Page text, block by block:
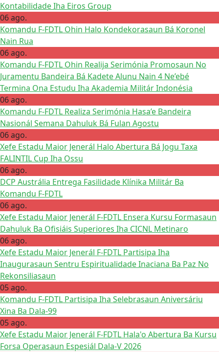
Kontabilidade Iha Eiros Group
06 ago.
Komandu F-FDTL Ohin Halo Kondekorasaun Bá Koronel
Nain Rua
06 ago.
Komandu F-FDTL Ohin Realija Serimónia Promosaun No
Juramentu Bandeira Bá Kadete Alunu Nain 4 Ne’ebé
Termina Ona Estudu Iha Akademia Militár Indonésia
06 ago.
Komandu F-FDTL Realiza Serimónia Hasa’e Bandeira
Nasionál Semana Dahuluk Bá Fulan Agostu
06 ago.
Xefe Estadu Maior Jenerál Halo Abertura Bá Jogu Taxa
FALINTIL Cup Iha Ossu
06 ago.
DCP Austrália Entrega Fasilidade Klínika Militár Ba
Komandu F-FDTL
06 ago.
Xefe Estadu Maior Jenerál F-FDTL Ensera Kursu Formasaun
Dahuluk Ba Ofisiáis Superiores Iha CICNL Metinaro
06 ago.
Xefe Estadu Maior Jenerál F-FDTL Partisipa Iha
Inaugurasaun Sentru Espiritualidade Inaciana Ba Paz No
Rekonsiliasaun
05 ago.
Komandu F-FDTL Partisipa Iha Selebrasaun Aniversáriu
Xina Ba Dala-99
05 ago.
Xefe Estadu Maior Jenerál F-FDTL Hala'o Abertura Ba Kursu
Forsa Operasaun Espesiál Dala-V 2026